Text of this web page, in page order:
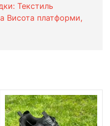
Текстиль
Висота платформи,